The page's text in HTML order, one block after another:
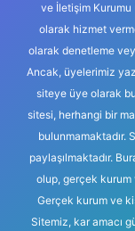
ve İletişim Kurumu
olarak hizmet
olarak denetleme
Ancak, üyelerimiz
siteye üye olarak
sitesi, herhangi bir
bulunmamaktadır.
paylaşılmaktadır.
olup, gerçek kurum
Gerçek kurum ve
Sitemiz, kar amacı